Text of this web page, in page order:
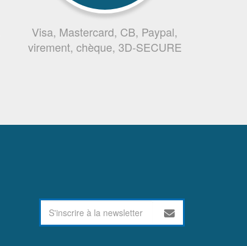
Visa, Mastercard, CB, Paypal,
virement, chèque, 3D-SECURE